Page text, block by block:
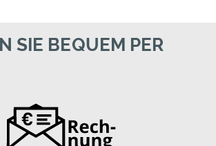
SIE BEQUEM PER